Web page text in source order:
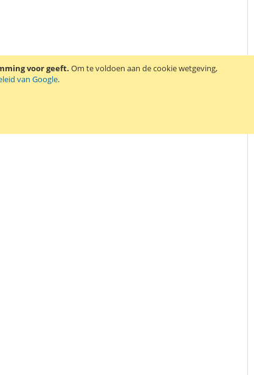
voor geeft. Om te voldoen aan de cookie wetgeving,
van Google.